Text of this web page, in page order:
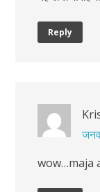
Reply
wow…maja